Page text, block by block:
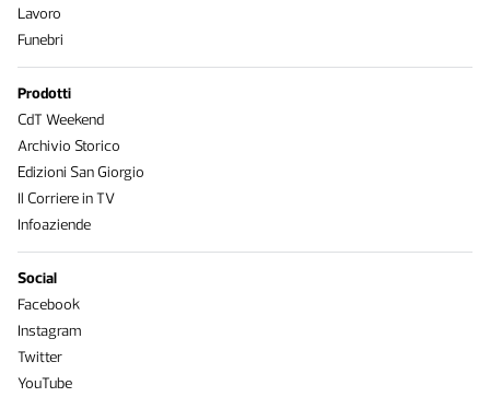
Lavoro
Funebri
Prodotti
CdT Weekend
Archivio Storico
Edizioni San Giorgio
Il Corriere in TV
Infoaziende
Social
Facebook
Instagram
Twitter
YouTube